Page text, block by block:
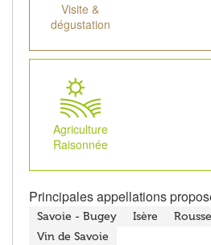
Visite &
dégustation
Agriculture
Raisonnée
Principales appellations
Savoie - Bugey Isère
Vin de Savoie